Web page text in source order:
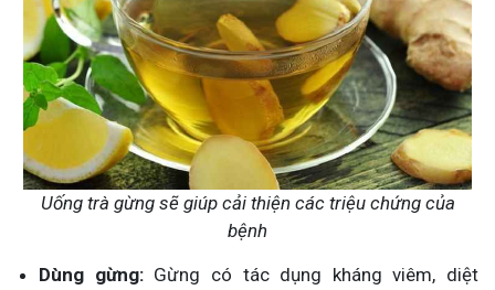
Uống trà gừng sẽ giúp cải thiện các triệu chứng của
bệnh
Dùng gừng:Gừng có tác dụng kháng viêm, diệt